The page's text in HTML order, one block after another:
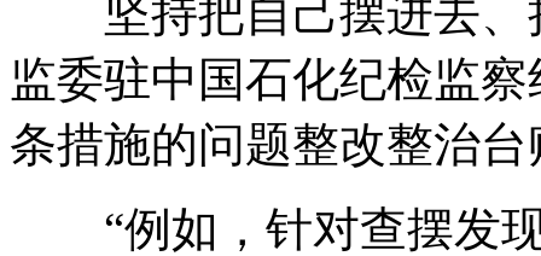
坚持把自己摆进去、
监委驻中国石化纪检监
条措施的问题整改整治台
“例如，针对查摆发现